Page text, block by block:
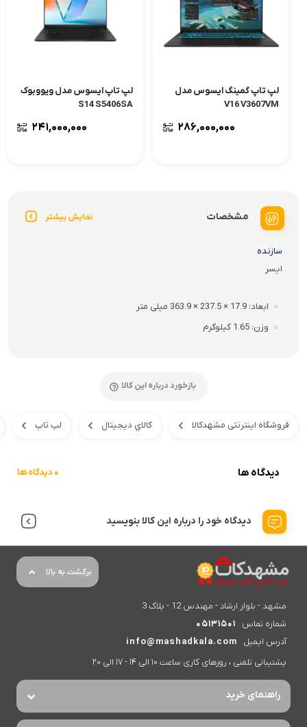
لپ تاپ گمینگ ایسوس مدل
V16 V3607VM
۲۸۶,۰۰۰,۰۰۰
لپ تاپ ایسوس مدل ویووبوک
S14 S5406SA
۲۴۱,۰۰۰,۰۰۰
مشخصات نمایش بیشتر
سازنده
ایسر
ابعاد 17.9 × 237.5 × 363.9 میلی متر
وزن 1.65 کیلوگرم
بازخورد درباره این کالا
فروشگاه اینترنتی مشهدکالا کالاي ديجيتال لپ تاپ
دیدگاه ها 0 دیدگاه ها
دیدگاه خود را درباره این کالا بنویسید
برگشت به بالا
مشهد - بلوار ارشاد - مهندس 12 - پلاک 3
شماره تماس
05131501
آدرس ایمیل
info@mashadkala.com
پشتیبانی تلفنی ، روزهای کاری ساعت 10 الی 14 - 17 الی 20
راهنمای خرید